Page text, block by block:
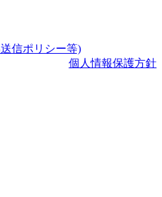
信ポリシー等)
個人情報保護方針